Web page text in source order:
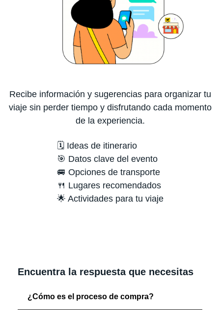
Recibe información y sugerencias para organizar tu
viaje sin perder tiempo y disfrutando cada momento
de la experiencia.
🗓️ Ideas de itinerario
🎯 Datos clave del evento
🚐 Opciones de transporte
🍴 Lugares recomendados
🌟 Actividades para tu viaje
Encuentra la respuesta que necesitas
¿Cómo es el proceso de compra?